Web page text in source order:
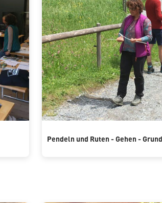
Pendeln und Ruten - Gehen -